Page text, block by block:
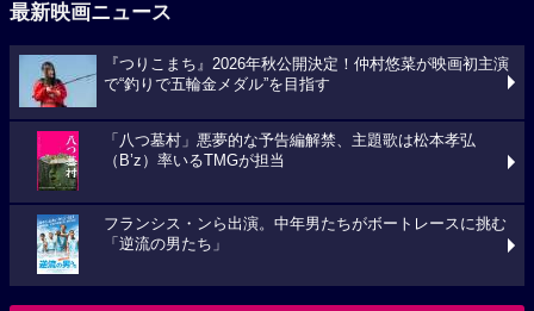
最新映画ニュース
『つりこまち』2026年秋公開決定！仲村悠菜が映画初主演
で“釣りで五輪金メダル”を目指す
「八つ墓村」悪夢的な予告編解禁、主題歌は松本孝弘
（B’z）率いるTMGが担当
フランシス・ンら出演。中年男たちがボートレースに挑む
「逆流の男たち」